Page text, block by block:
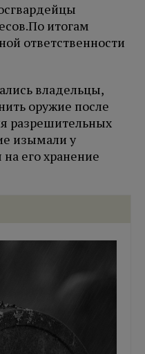
По итогам
ответственности
владельцы,
оружие после
разрешительных
изымали у
его хранение